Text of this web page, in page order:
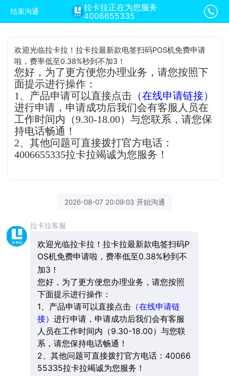
结束沟通
拉卡拉正在为您服务
4006655335
欢迎光临拉卡拉！拉卡拉最新款电签扫码POS机免费申请
啦，费率低至0.38%秒到不加3！
您好，为了更方便您办理业务，请您按照下
面提示进行操作：
1、产品申请可以直接点击 （在线申请链接）
进行申请，申请成功后我们会有客服人员在
工作时间内（9.30-18.00）与您联系，请您保
持电话畅通！
2、其他问题可直接拨打官方电话：
4006655335拉卡拉竭诚为您服务！
2026-08-07 20:09:03 开始沟通
拉卡拉客服
欢迎光临拉卡拉！拉卡拉最新款电签扫码P
OS机免费申请啦，费率低至0.38%秒到不
加3！
您好，为了更方便您办理业务，请您按照
下面提示进行操作：
1、产品申请可以直接点击（在线申请链
接） 进行申请，申请成功后我们会有客服
人员在工作时间内（9.30-18.00）与您联
系，请您保持电话畅通！
2、其他问题可直接拨打官方电话：40066
55335拉卡拉竭诚为您服务！